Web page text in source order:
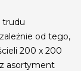
trudu
od tego,
200 x 200
asortyment